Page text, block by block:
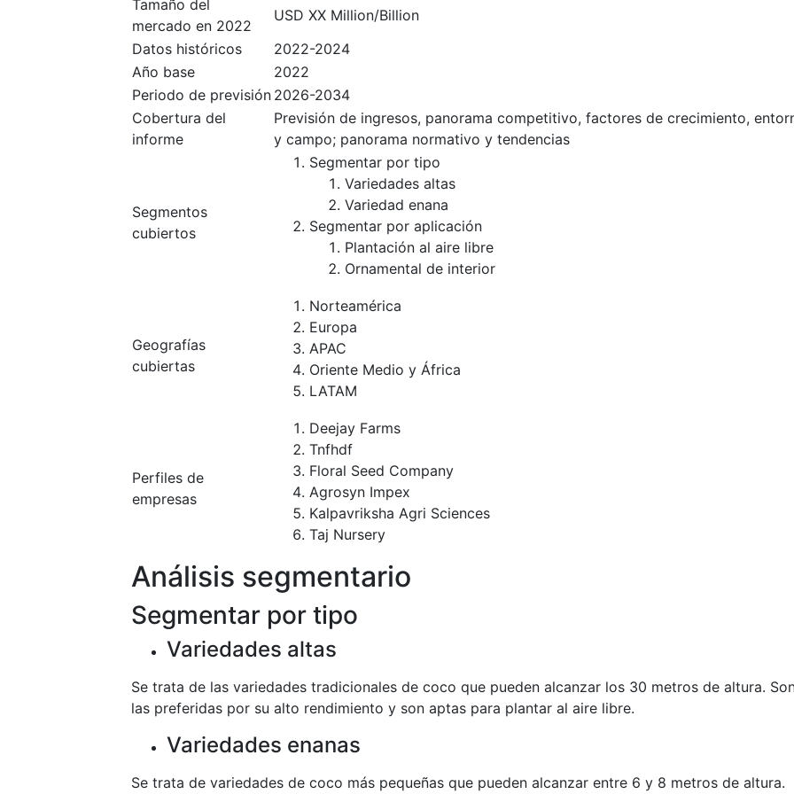
Tamaño del
mercado en 2022
USD XX Million/Billion
Datos históricos
2022-2024
Año base
2022
Periodo de previsión 2026-2034
Cobertura del
informe
Previsión de ingresos, panorama competitivo, factores de crecimiento,
y campo; panorama normativo y tendencias
Segmentos
cubiertos
Segmentar por tipo
Variedades altas
Variedad enana
Segmentar por aplicación
Plantación al aire libre
Ornamental de interior
Geografías
cubiertas
Norteamérica
Europa
APAC
Oriente Medio y África
LATAM
Perfiles de
empresas
Deejay Farms
Tnfhdf
Floral Seed Company
Agrosyn Impex
Kalpavriksha Agri Sciences
Taj Nursery
Análisis segmentario
Segmentar por tipo
Variedades altas
Se trata de las variedades tradicionales de coco que pueden alcanzar los 30 metros de altura.
las preferidas por su alto rendimiento y son aptas para plantar al aire libre.
Variedades enanas
Se trata de variedades de coco más pequeñas que pueden alcanzar entre 6 y 8 metros de altura.